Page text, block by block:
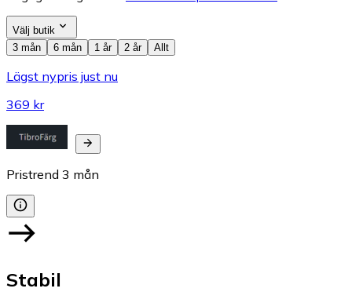
Välj butik
3 mån
6 mån 1 år 2 år Allt
Lägst nypris just nu
369 kr
Pristrend 3 mån
Stabil